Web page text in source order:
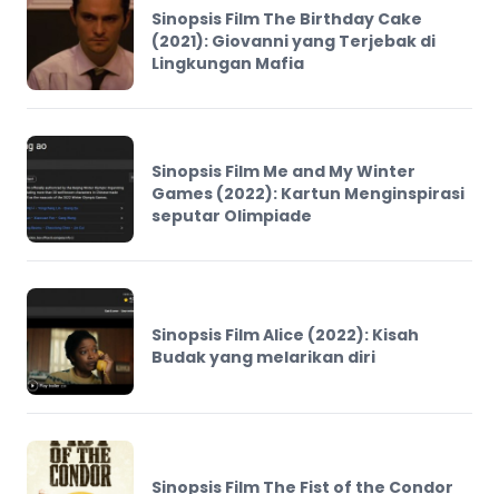
Sinopsis Film The Birthday Cake
(2021): Giovanni yang Terjebak di
Lingkungan Mafia
Sinopsis Film Me and My Winter
Games (2022): Kartun Menginspirasi
seputar Olimpiade
Sinopsis Film Alice (2022): Kisah
Budak yang melarikan diri
Sinopsis Film The Fist of the Condor